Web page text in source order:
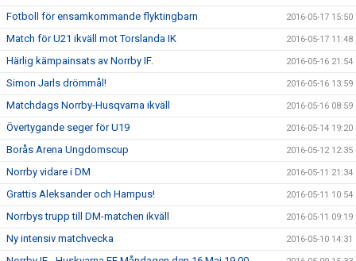
Fotboll för ensamkommande flyktingbarn 2016-05-17 15:50
Match för U21 ikväll mot Torslanda IK 2016-05-17 11:48
Härlig kämpainsats av Norrby IF. 2016-05-16 21:54
Simon Jarls drömmål! 2016-05-16 13:59
Matchdags Norrby-Husqvarna ikväll 2016-05-16 08:59
Övertygande seger för U19 2016-05-14 19:20
Borås Arena Ungdomscup 2016-05-12 12:35
Norrby vidare i DM 2016-05-11 21:34
Grattis Aleksander och Hampus! 2016-05-11 10:54
Norrbys trupp till DM-matchen ikväll 2016-05-11 09:19
Ny intensiv matchvecka 2016-05-10 14:31